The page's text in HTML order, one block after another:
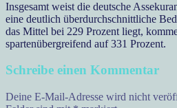
Insgesamt weist die deutsche
eine deutlich überdurchschnittliche
das Mittel bei 229 Prozent liegt,
spartenübergreifend auf 331 Prozent.
Schreibe einen Kommentar
Deine E-Mail-Adresse wird nicht